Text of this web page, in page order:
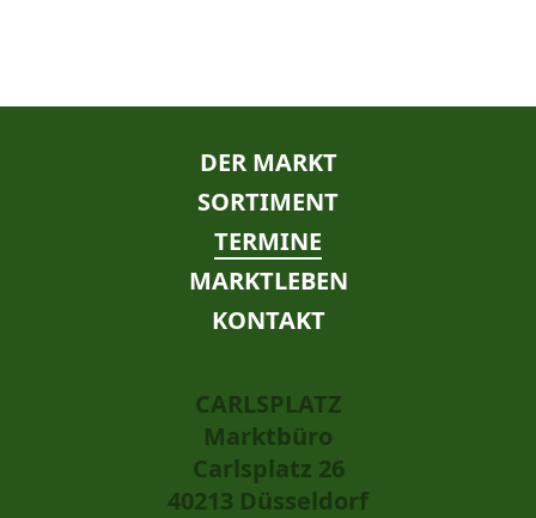
NAVIGATION
ÜBERSPRINGEN
DER MARKT
SORTIMENT
TERMINE
MARKTLEBEN
KONTAKT
CARLSPLATZ
Marktbüro
Carlsplatz 26
40213 Düsseldorf